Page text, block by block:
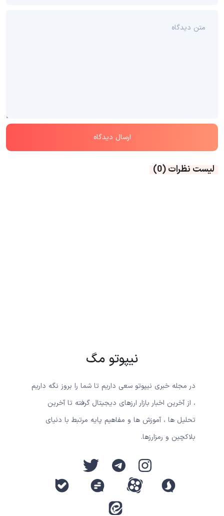
لیست نظرات(0)
نیپوتو مگ
در مجله خبری نیپوتو سعی داریم تا شما را بروز نگه داریم
، از آخرین اخبار بازار ارزهای دیجیتال گرفته تا آخرین
تحلیل ها ، آموزش ها و مفاهیم پایه مرتبط با دنیای
بلاکچین و رمزارزها.